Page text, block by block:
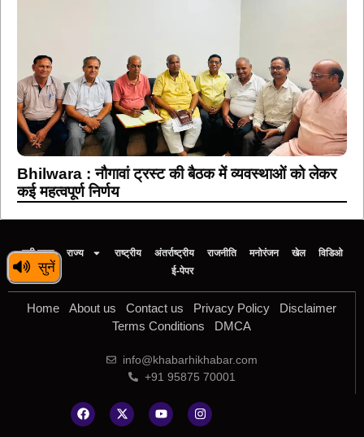
सुनें
Bhilwara : नौगावां ट्रस्ट की बैठक में व्यवस्थाओं को लेकर
कई महत्वपूर्ण निर्णय
बड़ी खबर राज्य राष्ट्रीय अंतर्राष्ट्रीय राजनीति मनोरंजन खेल
विडिओ
ई-पेपर
Home About us Contact us Privacy Policy
Disclaimer
Terms Conditions
DMCA
info@khabarhikhabar.com
+91 95875 70001